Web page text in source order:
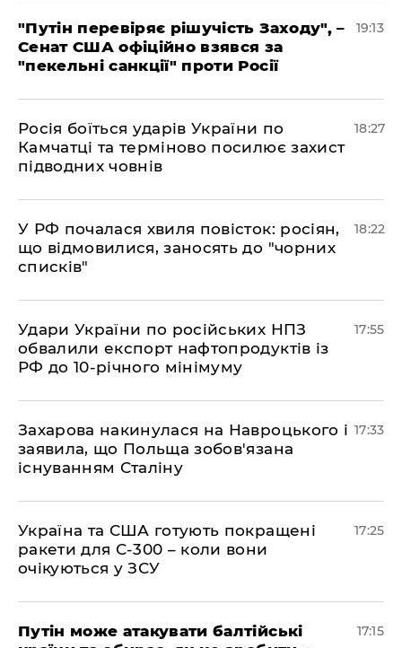
​"Путін перевіряє рішучість Заходу", –
Сенат США офіційно взявся за
"пекельні санкції" проти Росії
19:13
​Росія боїться ударів України по
Камчатці та терміново посилює захист
підводних човнів
18:27
​У РФ почалася хвиля повісток: росіян,
що відмовилися, заносять до "чорних
списків"
18:22
​Удари України по російських НПЗ
обвалили експорт нафтопродуктів із
РФ до 10-річного мінімуму
17:55
​Захарова накинулася на Навроцького і
заявила, що Польща зобов'язана
існуванням Сталіну
17:33
​Україна та США готують покращені
ракети для С-300 – коли вони
очікуються у ЗСУ
17:25
​Путін може атакувати балтійські
17:15